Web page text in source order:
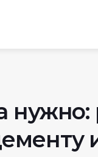
нужно: